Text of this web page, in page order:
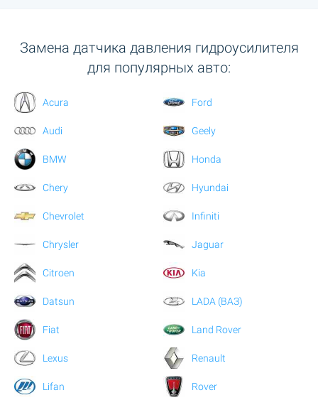
Замена датчика давления гидроусилителя
для популярных авто:
Acura
Audi
BMW
Chery
Chevrolet
Chrysler
Citroen
Datsun
Fiat
Ford
Geely
Honda
Hyundai
Infiniti
Jaguar
Kia
LADA (ВАЗ)
Land Rover
Lexus
Lifan
Renault
Rover